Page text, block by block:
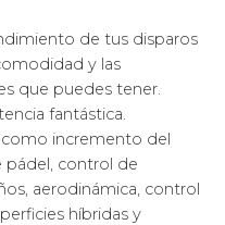
de tus disparos
y las
que puedes tener.
fantástica.
incremento del
pádel, control de
aerodinámica, control
híbridas y